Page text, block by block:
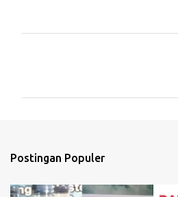
r
Postingan Populer